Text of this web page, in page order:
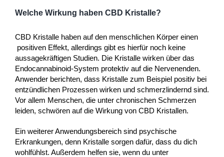
Welche Wirkung haben CBD Kristalle?
CBD Kristalle haben auf den menschlichen Körper einen
positiven Effekt, allerdings gibt es hierfür noch keine
aussagekräftigen Studien. Die Kristalle wirken über das
Endocannabinoid-System protektiv auf die Nervenenden.
Anwender berichten, dass Kristalle zum Beispiel positiv bei
entzündlichen Prozessen wirken und schmerzlindernd sind.
Vor allem Menschen, die unter chronischen Schmerzen
leiden, schwören auf die Wirkung von CBD Kristallen.
Ein weiterer Anwendungsbereich sind psychische
Erkrankungen, denn Kristalle sorgen dafür, dass du dich
wohlfühlst. Außerdem helfen sie, wenn du unter